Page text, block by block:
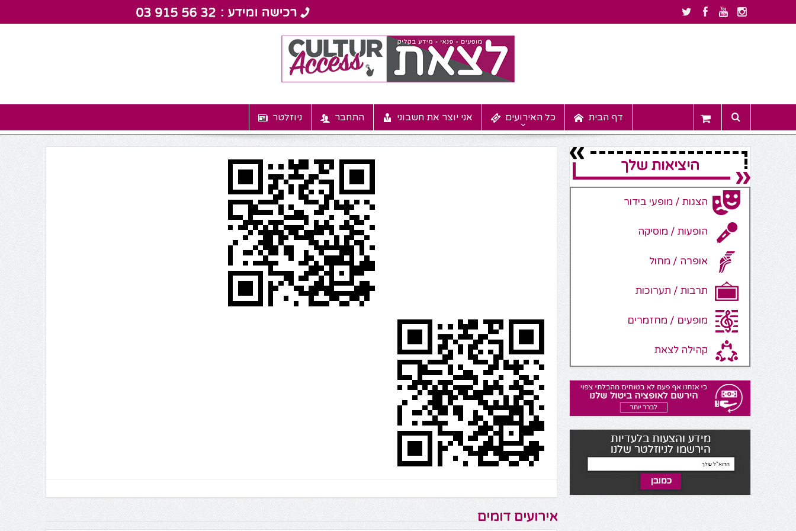
ניוזלטר התחבר אני יוצר את חשבוני כל האירועים דף הבית
אירועים דומים
היציאות שלך
הצגות / מופעי בידור
הופעות / מוסיקה
אופרה / מחול
תרבות / תערוכות
מופעים / מחזמרים
קהילה לצאת